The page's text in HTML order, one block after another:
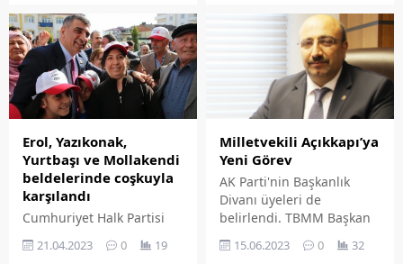
Şehrimiz İçin Hayırla
Neticelenmesini Temenni
Ediyorum”
hastanesinin yapımında
emeklerinden ötürü
teşekkür etti.
Erol, Yazıkonak,
Yurtbaşı ve Mollakendi
beldelerinde coşkuyla
karşılandı
Cumhuriyet Halk Partisi
(CHP) Elazığ Milletvekili
Gürsel Erol, bayramın
21.04.2023 0 19
Milletvekili Açıkkapı’ya
Yeni Görev
AK Parti'nin Başkanlık
Divanı üyeleri de
belirlendi. TBMM Başkan
vekili Bekir Bozdağ
olurken, grup yönetim
15.06.2023 0 32